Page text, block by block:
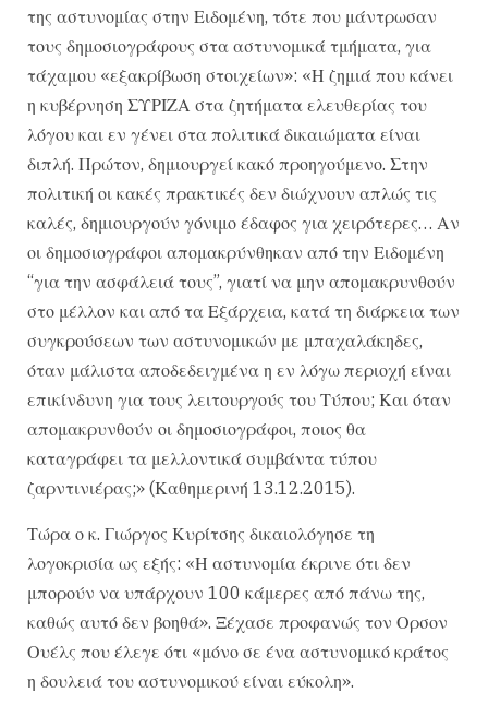
της αστυνομίας στην Ειδομένη, τότε που μάντρωσαν
τους δημοσιογράφους στα αστυνομικά τμήματα, για
τάχαμου «εξακρίβωση στοιχείων»: «Η ζημιά που κάνει
η κυβέρνηση ΣΥΡΙΖΑ στα ζητήματα ελευθερίας του
λόγου και εν γένει στα πολιτικά δικαιώματα είναι
διπλή. Πρώτον, δημιουργεί κακό προηγούμενο. Στην
πολιτική οι κακές πρακτικές δεν διώχνουν απλώς τις
καλές, δημιουργούν γόνιμο έδαφος για χειρότερες… Αν
οι δημοσιογράφοι απομακρύνθηκαν από την Ειδομένη
“για την ασφάλειά τους”, γιατί να μην απομακρυνθούν
στο μέλλον και από τα Εξάρχεια, κατά τη διάρκεια των
συγκρούσεων των αστυνομικών με μπαχαλάκηδες,
όταν μάλιστα αποδεδειγμένα η εν λόγω περιοχή είναι
επικίνδυνη για τους λειτουργούς του Τύπου; Και όταν
απομακρυνθούν οι δημοσιογράφοι, ποιος θα
καταγράφει τα μελλοντικά συμβάντα τύπου
ζαρντινιέρας;» (Καθημερινή 13.12.2015).
Τώρα ο κ. Γιώργος Κυρίτσης δικαιολόγησε τη
λογοκρισία ως εξής: «Η αστυνομία έκρινε ότι δεν
μπορούν να υπάρχουν 100 κάμερες από πάνω της,
καθώς αυτό δεν βοηθά». Ξέχασε προφανώς τον Ορσον
Ουέλς που έλεγε ότι «μόνο σε ένα αστυνομικό κράτος
η δουλειά του αστυνομικού είναι εύκολη».